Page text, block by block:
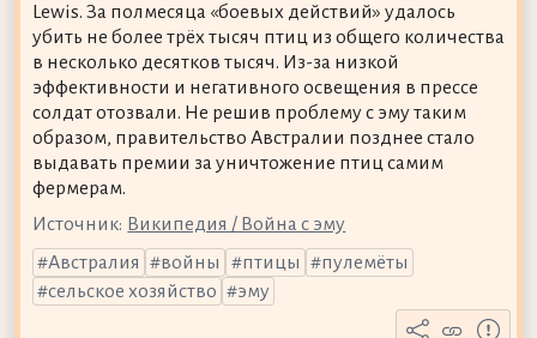
Lewis. За полмесяца «боевых действий» удалось
убить не более трёх тысяч птиц из общего количества
в несколько десятков тысяч. Из-за низкой
эффективности и негативного освещения в прессе
солдат отозвали. Не решив проблему с эму таким
образом, правительство Австралии позднее стало
выдавать премии за уничтожение птиц самим
фермерам.
Источник: Википедия / Война с эму
Австралия
войны птицы
пулемёты
сельское хозяйство
эму